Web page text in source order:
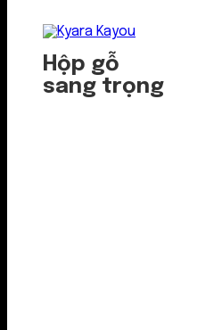
Hộp gỗ
sang trọng